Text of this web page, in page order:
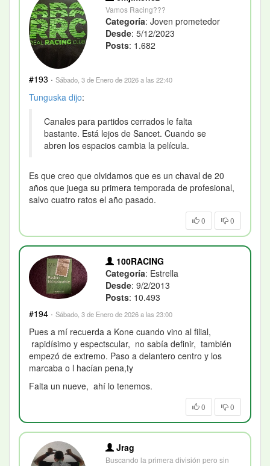
Vamos Racing???
Categoría: Joven prometedor
Desde: 5/12/2023
Posts: 1.682
#193 · Sábado, 3 de Enero de 2026 a las 22:40
Tunguska dijo:
Canales para partidos cerrados le falta
bastante. Está lejos de Sancet. Cuando se
abren los espacios cambia la película.
Es que creo que olvidamos que es un chaval de 20
años que juega su primera temporada de profesional,
salvo cuatro ratos el año pasado.
0 0
100RACING
Categoría: Estrella
Desde: 9/2/2013
Posts: 10.493
#194 · Sábado, 3 de Enero de 2026 a las 23:00
Pues a mí recuerda a Kone cuando vino al filial,
rapidísimo y espectscular, no sabía definir, también
empezó de extremo. Paso a delantero centro y los
marcaba o l hacían pena,ty
Falta un nueve, ahí lo tenemos.
0 0
Jrag
Buscando la primera división pero sin